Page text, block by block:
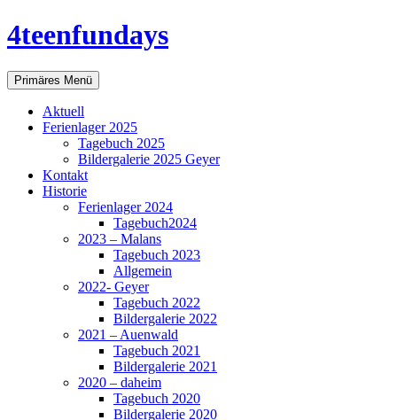
Zum
Inhalt
4teenfundays
Suchen
Primäres Menü
Aktuell
Ferienlager 2025
Tagebuch 2025
Bildergalerie 2025 Geyer
Kontakt
Historie
Ferienlager 2024
Tagebuch2024
2023 – Malans
Tagebuch 2023
Allgemein
2022- Geyer
Tagebuch 2022
Bildergalerie 2022
2021 – Auenwald
Tagebuch 2021
Bildergalerie 2021
2020 – daheim
Tagebuch 2020
Bildergalerie 2020